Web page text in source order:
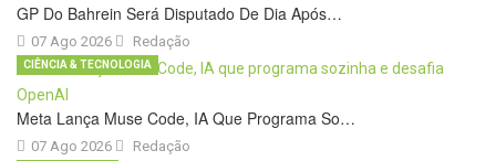
GP Do Bahrein Será Disputado De Dia Após…
07 Ago 2026 Redação
Meta Lança Muse Code, IA Que Programa So…
07 Ago 2026
CIÊNCIA & TECNOLOGIA
Redação